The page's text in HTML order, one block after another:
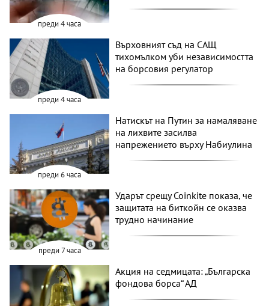
преди 4 часа
преди 4 часа
Върховният съд на САЩ
тихомълком уби независимостта
на борсовия регулатор
преди 6 часа
Натискът на Путин за намаляване
на лихвите засилва
напрежението върху Набиулина
преди 7 часа
Ударът срещу Coinkite показа, че
защитата на биткойн се оказва
трудно начинание
Акция на седмицата: „Българска
фондова борса“ АД